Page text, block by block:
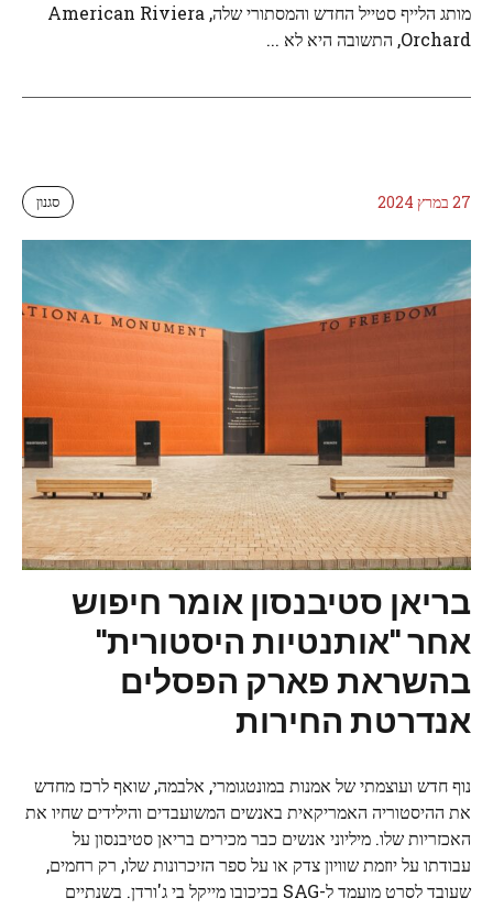
מותג הלייף סטייל החדש והמסתורי שלה, American Riviera
Orchard, התשובה היא לא ...
27 במרץ 2024 סגנון
בריאן סטיבנסון אומר חיפוש
אחר "אותנטיות היסטורית"
בהשראת פארק הפסלים
אנדרטת החירות
נוף חדש ועוצמתי של אמנות במונטגומרי, אלבמה, שואף לרכז מחדש
את ההיסטוריה האמריקאית באנשים המשועבדים והילידים שחיו את
האכזריות שלו. מיליוני אנשים כבר מכירים בריאן סטיבנסון על
עבודתו על יוזמת שוויון צדק או על ספר הזיכרונות שלו, רק רחמים,
שעובד לסרט מועמד ל-SAG בכיכובו מייקל בי ג'ורדן. בשנתיים